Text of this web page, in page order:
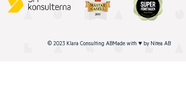
© 2023 Klara Consulting ABMade with ♥ by Nitea AB